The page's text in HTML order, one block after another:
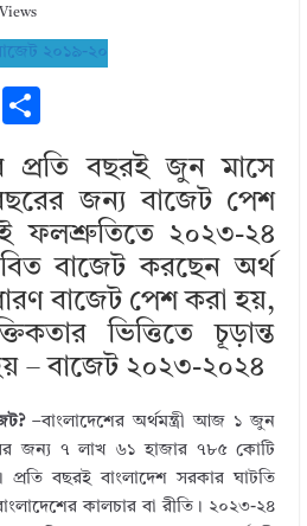
F
h
ar
e
প্রতি বছরই জুন মাসে
জন্য বাজেট পেশ
ফলশ্রুতিতে ২০২৩-২৪
বাজেট করছেন অর্থ
বাজেট পেশ করা হয়,
ভিত্তিতে চূড়ান্ত
– বাজেট ২০২৩-২০২৪
–বাংলাদেশের অর্থমন্ত্রী আজ ১ জুন
জন্য ৭ লাখ ৬১ হাজার ৭৮৫ কোটি
বছরই বাংলাদেশ সরকার ঘাটতি
কালচার বা রীতি। ২০২৩-২৪